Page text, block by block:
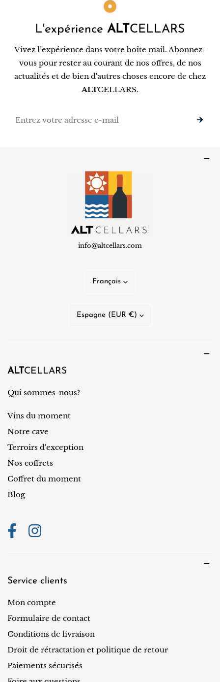
L'expérience ALT CELLARS
Vivez l’expérience dans votre boîte mail. Abonnez-
vous pour rester au courant de nos offres, de nos
actualités et de bien d'autres choses encore de chez
ALTCELLARS.
info@altcellars.com
Français
/
r
g
i
o
n
Espagne (EUR €)
ALT CELLARS
Qui sommes-nous?
Vins du moment
Notre cave
Terroirs d'exception
Nos coffrets
Coffret du moment
Blog
Service clients
Mon compte
Formulaire de contact
Conditions de livraison
Droit de rétractation et politique de retour
Paiements sécurisés